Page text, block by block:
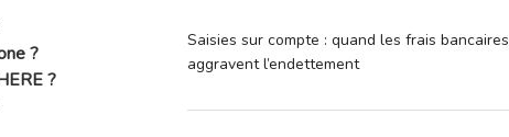
?
?
Saisies sur compte : quand les frais bancaires
aggravent l’endettement